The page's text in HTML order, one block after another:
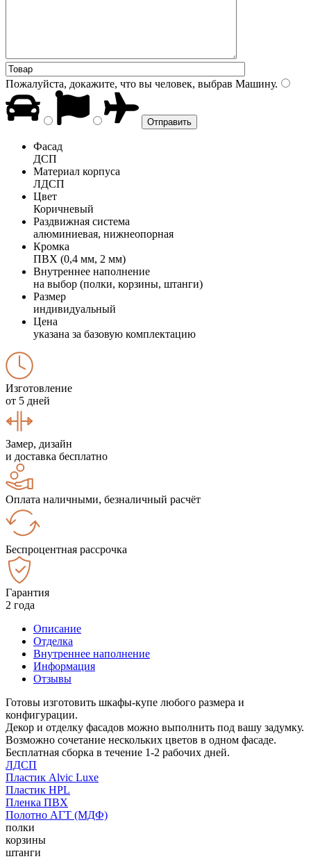
Пожалуйста, докажите, что вы человек, выбрав Машину.
Фасад
ДСП
Материал корпуса
ЛДСП
Цвет
Коричневый
Раздвижная система
алюминиевая, нижнеопорная
Кромка
ПВХ (0,4 мм, 2 мм)
Внутреннее наполнение
на выбор (полки, корзины, штанги)
Размер
индивидуальный
Цена
указана за базовую комплектацию
Изготовление
от 5 дней
Замер, дизайн
и доставка бесплатно
Оплата наличными, безналичный расчёт
Беспроцентная рассрочка
Гарантия
2 года
Описание
Отделка
Внутреннее наполнение
Информация
Отзывы
Готовы изготовить шкафы-купе любого размера и
конфигурации.
Декор и отделку фасадов можно выполнить под вашу задумку.
Возможно сочетание нескольких цветов в одном фасаде.
Бесплатная сборка в течение 1-2 рабочих дней.
ЛДСП
Пластик Alvic Luxe
Пластик HPL
Пленка ПВХ
Полотно АГТ (МДФ)
полки
корзины
штанги